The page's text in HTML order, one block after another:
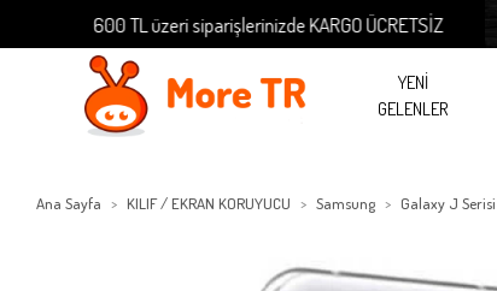
600 TL üzeri siparişlerinizde KARGO ÜCRETSİZ
YENİ
GELENLER
Ana Sayfa KILIF / EKRAN KORUYUCU Samsung Galaxy J Serisi